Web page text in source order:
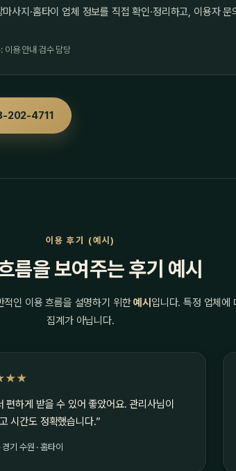
사지·홈타이 업체 정보를 직접 확인·정리하고, 이용자 문
용 안내 검수 담당
202-4711
이용 후기 (예시)
름을 보여주는 후기 예시
적인 이용 흐름을 설명하기 위한예시 입니다. 특정 업체에
집계가 아닙니다.
편하게 받을 수 있어 좋았어요. 관리사님이
시간도 정확했습니다.”
· 경기 수원 · 홈타이